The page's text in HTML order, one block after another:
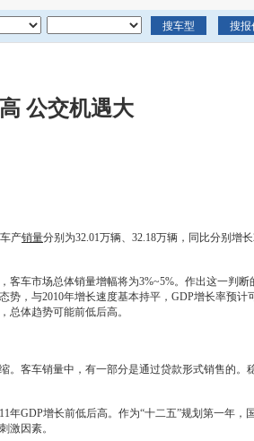
公交机遇大
产销量分别为32.01万辆、32.18万辆，同比分别增
客车市场总体销量增幅将为3%~5%。作出这一判
，与2010年增长速度基本持平，GDP增长率预
总体趋势可能前低后高。
。客车销量中，有一部分是通过贷款形式销售的。
GDP增长前低后高。作为“十二五”规划第一年，
激因素。